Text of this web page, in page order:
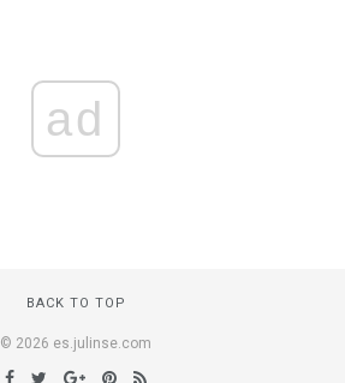
ad
BACK TO TOP
© 2026 es.julinse.com